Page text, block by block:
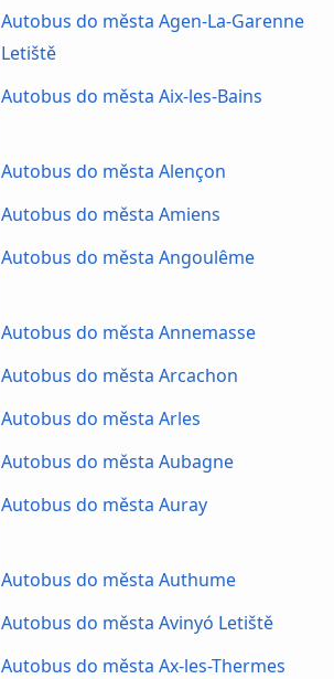
Autobus do města Agen-La-Garenne
Letiště
Autobus do města Aix-les-Bains
Autobus do města Alençon
Autobus do města Amiens
Autobus do města Angoulême
Autobus do města Annemasse
Autobus do města Arcachon
Autobus do města Arles
Autobus do města Aubagne
Autobus do města Auray
Autobus do města Authume
Autobus do města Avinyó Letiště
Autobus do města Ax-les-Thermes